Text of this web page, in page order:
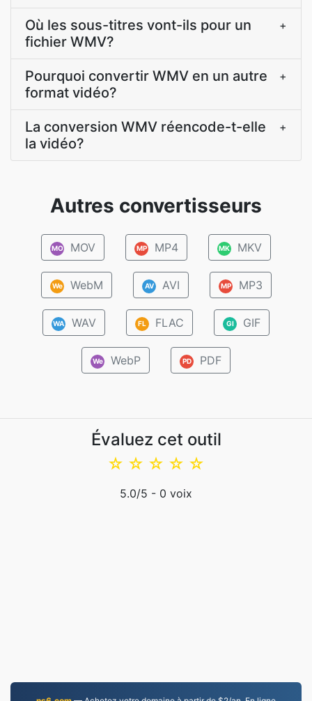
Où les sous-titres vont-ils pour un
fichier WMV?
+
Pourquoi convertir WMV en un autre
format vidéo?
+
La conversion WMV réencode-t-elle
la vidéo?
+
Autres convertisseurs
MO MOV MP MP4 MK MKV
We WebM AV AVI MP MP3
WA WAV FL FLAC GI GIF
We WebP PD PDF
Évaluez cet outil
☆
☆
☆
☆
☆
5.0/5 - 0 voix